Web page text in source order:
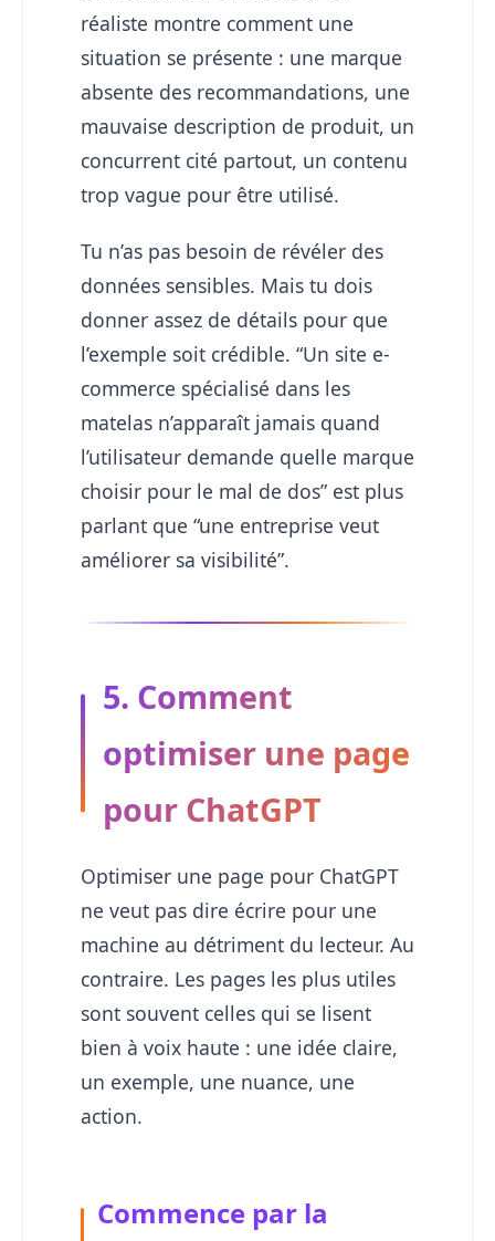
réaliste montre comment une
situation se présente : une marque
absente des recommandations, une
mauvaise description de produit, un
concurrent cité partout, un contenu
trop vague pour être utilisé.
Tu n’as pas besoin de révéler des
données sensibles. Mais tu dois
donner assez de détails pour que
l’exemple soit crédible. “Un site e-
commerce spécialisé dans les
matelas n’apparaît jamais quand
l’utilisateur demande quelle marque
choisir pour le mal de dos” est plus
parlant que “une entreprise veut
améliorer sa visibilité”.
5. Comment
optimiser une page
pour ChatGPT
Optimiser une page pour ChatGPT
ne veut pas dire écrire pour une
machine au détriment du lecteur. Au
contraire. Les pages les plus utiles
sont souvent celles qui se lisent
bien à voix haute : une idée claire,
un exemple, une nuance, une
action.
Commence par la